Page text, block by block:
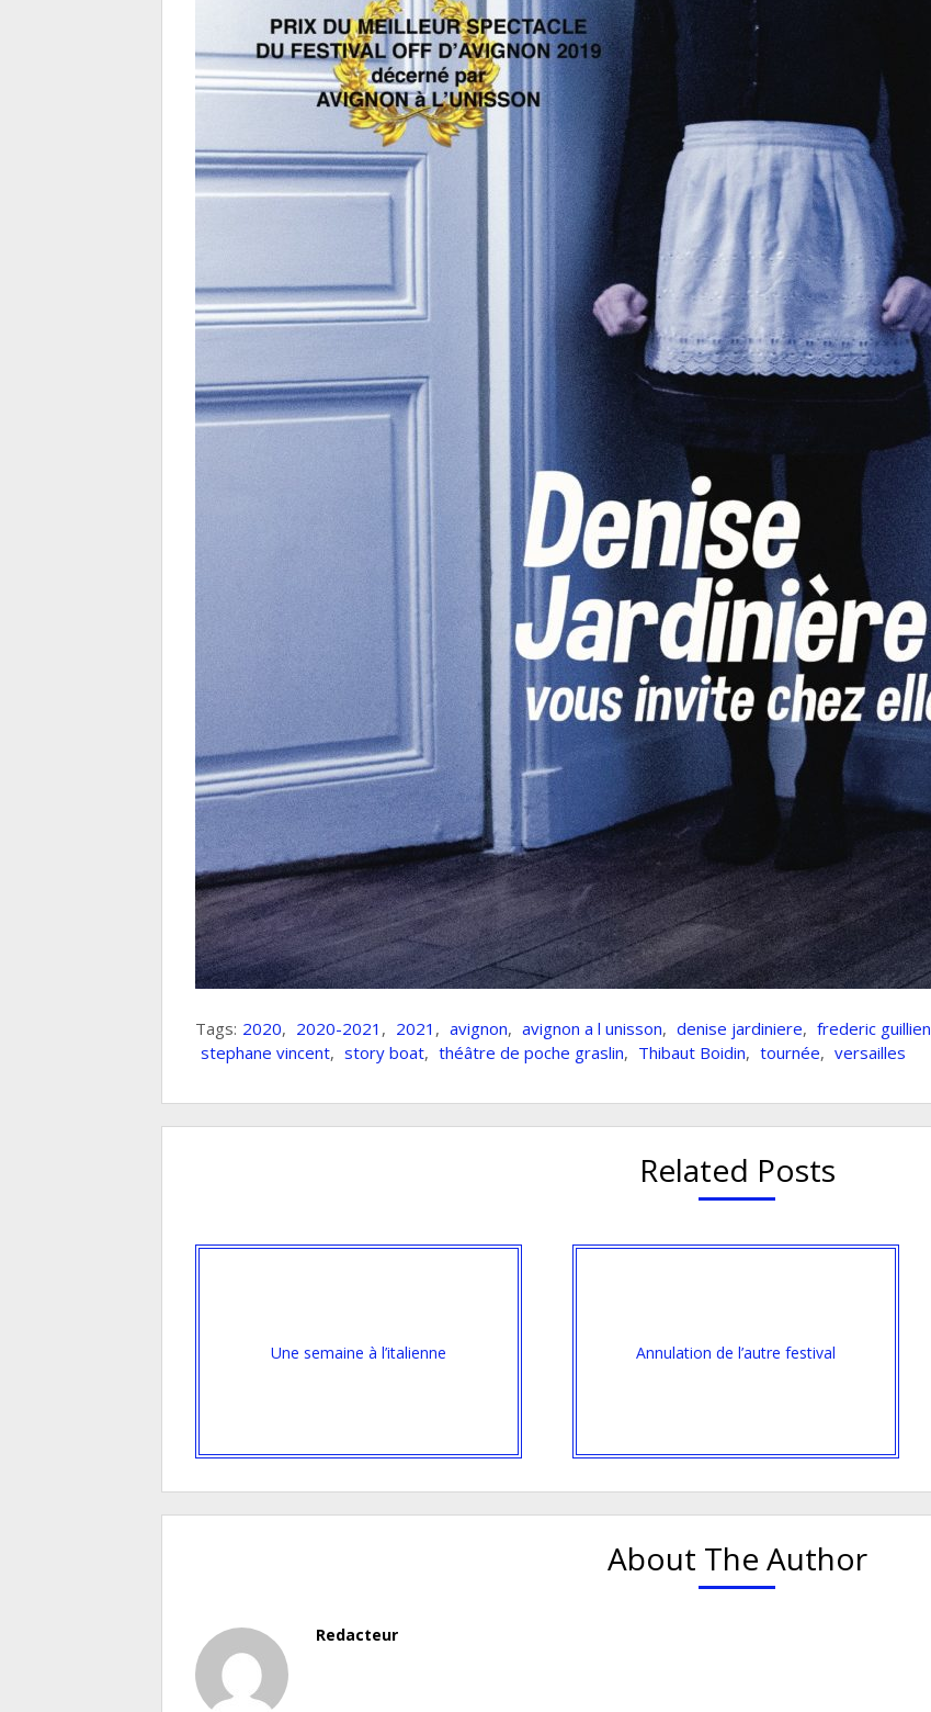
Tags: 2020, 2020-2021 , 2021 , avignon, avignon a l unisson, denise jardiniere, frederic guillien
stephane vincent, story boat, théâtre de poche graslin, Thibaut Boidin, tournée, versailles
Related Posts
Une semaine à l’italienne Annulation de l’autre festival
About The Author
Redacteur